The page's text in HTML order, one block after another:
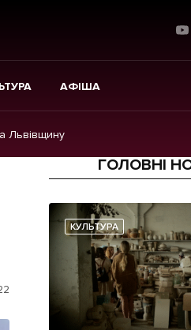
АФІША
Львівщину
Прес-релізи
Фото/Відео
Made in Lviv
ГОЛОВНІ
КУЛЬТУРА